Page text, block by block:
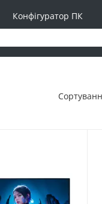
Конфігуратор ПК